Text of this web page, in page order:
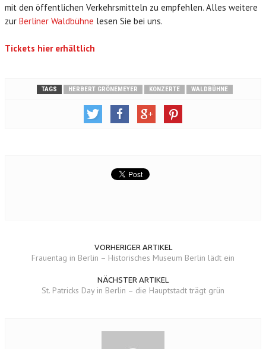
mit den öffentlichen Verkehrsmitteln zu empfehlen. Alles weitere
zur Berliner Waldbühne lesen Sie bei uns.
Tickets hier erhältlich
TAGS HERBERT GRÖNEMEYER KONZERTE WALDBÜHNE
VORHERIGER ARTIKEL
Frauentag in Berlin – Historisches Museum Berlin lädt ein
NÄCHSTER ARTIKEL
St. Patricks Day in Berlin – die Hauptstadt trägt grün